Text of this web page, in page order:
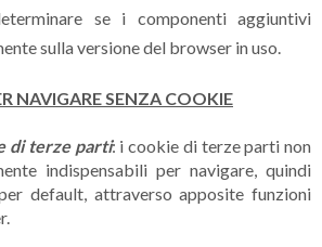
se i componenti aggiuntivi
sulla versione del browser in uso.
NAVIGARE SENZA COOKIE
di terze parti: i cookie di terze parti non
indispensabili per navigare, quindi
default, attraverso apposite funzioni